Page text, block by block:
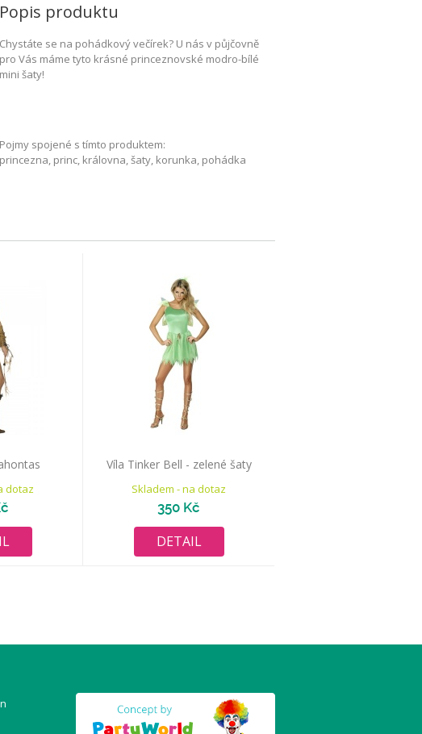
Popis produktu
Chystáte se na pohádkový večírek? U nás v půjčovně
pro Vás máme tyto krásné princeznovské modro-bílé
mini šaty!
Pojmy spojené s tímto produktem:
princezna, princ, královna, šaty, korunka, pohádka
dotaz
Víla Tinker Bell - zelené šaty
Skladem - na dotaz
350 Kč
DETAIL